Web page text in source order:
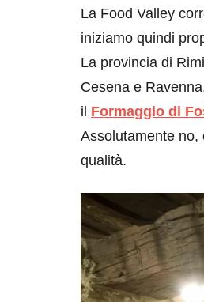
La Food Valley
iniziamo quindi
La provincia di
Cesena e
il Formaggio di
Assolutamente no,
qualità.